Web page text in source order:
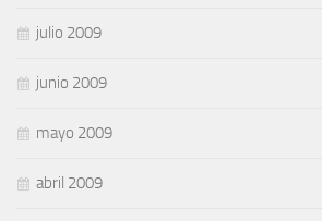
julio 2009
junio 2009
mayo 2009
abril 2009